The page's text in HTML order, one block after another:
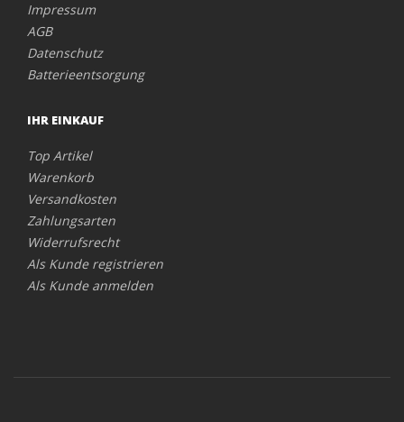
Impressum
AGB
Datenschutz
Batterieentsorgung
IHR EINKAUF
Top Artikel
Warenkorb
Versandkosten
Zahlungsarten
Widerrufsrecht
Als Kunde registrieren
Als Kunde anmelden